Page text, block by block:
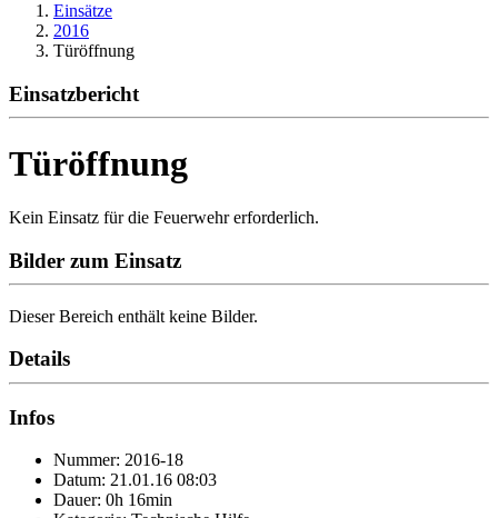
Einsätze
2016
Türöffnung
Einsatzbericht
Türöffnung
Kein Einsatz für die Feuerwehr erforderlich.
Bilder zum Einsatz
Dieser Bereich enthält keine Bilder.
Details
Infos
Nummer: 2016-18
Datum: 21.01.16 08:03
Dauer: 0h 16min